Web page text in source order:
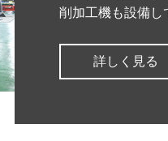
削加工機も設備し
詳しく見る